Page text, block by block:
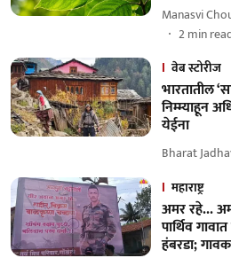
Manasvi
2min
वेब स्टोरीज
भारतातील
निम्म्याहून
येईना
Bharat
महाराष्ट्र
अमर रहे...
पार्थिव
हंबरडा;